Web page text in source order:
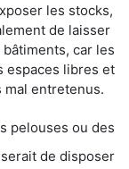
les stocks,
de laisser
car les
espaces libres et
entretenus.
pelouses ou des
de disposer